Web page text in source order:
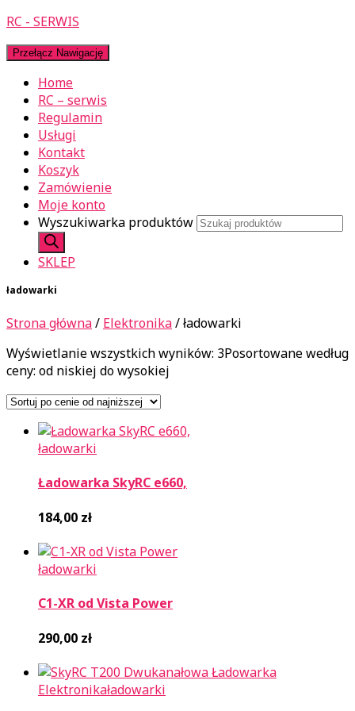
RC - SERWIS
Przełącz Nawigację
Home
RC – serwis
Regulamin
Usługi
Kontakt
Koszyk
Zamówienie
Moje konto
Wyszukiwarka produktów
SKLEP
ładowarki
Strona główna/ Elektronika/ ładowarki
Wyświetlanie wszystkich wyników: 3Posortowane według
ceny: od niskiej do wysokiej
ładowarki
Ładowarka SkyRC e660,
184,00 zł
ładowarki
C1-XR od Vista Power
290,00 zł
Elektronikaładowarki